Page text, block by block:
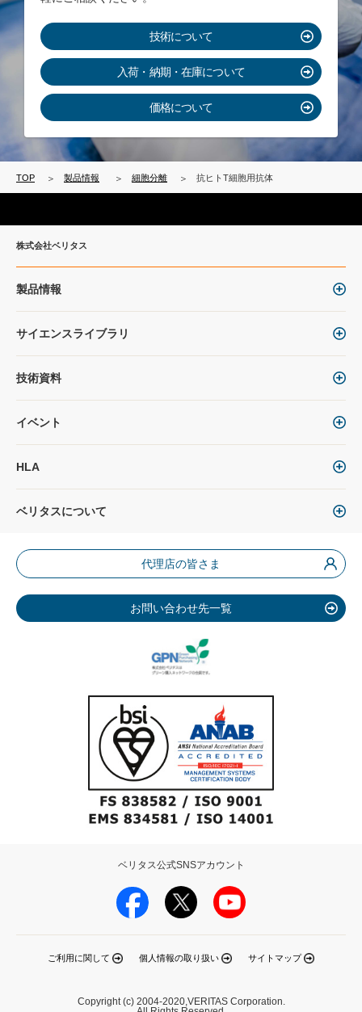
技術について
入荷・納期・在庫について
価格について
TOP 製品情報 細胞分離 抗ヒトT細胞用抗体
株式会社ベリタス
製品情報
サイエンスライブラリ
技術資料
イベント
HLA
ベリタスについて
代理店の皆さま
お問い合わせ先一覧
ご利用に関して 個人情報の取り扱い サイトマップ
ベリタス公式SNSアカウント
Copyright (c) 2004-2020,VERITAS Corporation.